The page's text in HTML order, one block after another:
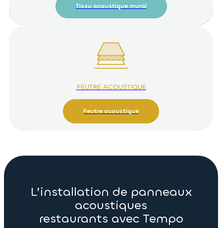
Tissu acoustique mural
FEUTRE ACOUSTIQUE
Feutre acoustique
L’installation de panneaux
acoustiques
restaurants avec Tempo